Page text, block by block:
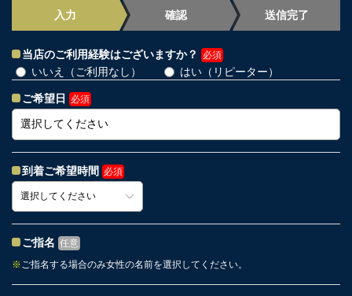
入力 確認 送信完了
当店のご利用経験はございますか？ 必須
いいえ（ご利用なし） はい（リピーター）
ご希望日 必須
到着ご希望時間 必須
ご指名 任意
※ご指名する場合のみ女性の名前を選択してください。